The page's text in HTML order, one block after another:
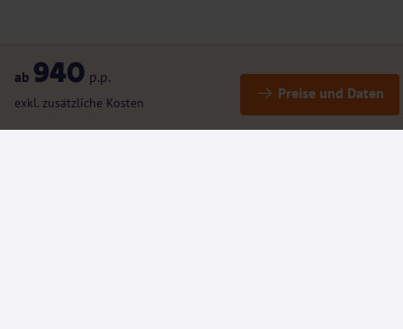
ab 940 p.p.
exkl. zusätzliche Kosten
Preise und Daten